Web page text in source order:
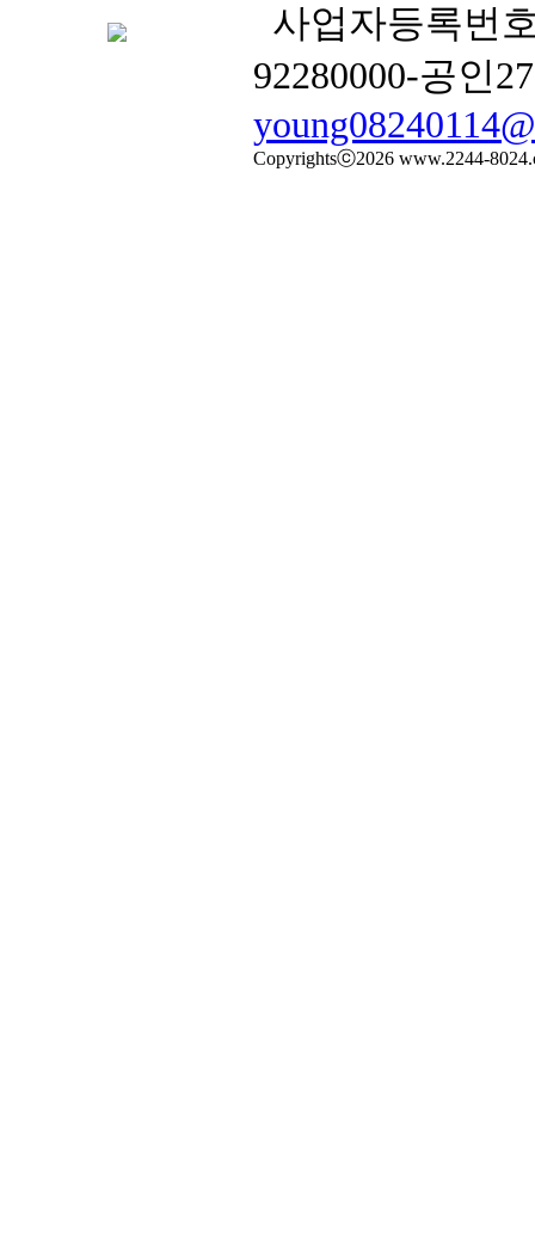
사업자등록번
92280000-공인
Copyrightsⓒ2026 www.2244-